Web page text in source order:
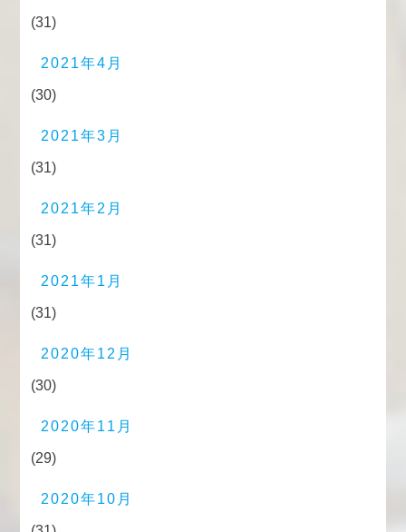
(31)
2021年4月
(30)
2021年3月
(31)
2021年2月
(31)
2021年1月
(31)
2020年12月
(30)
2020年11月
(29)
2020年10月